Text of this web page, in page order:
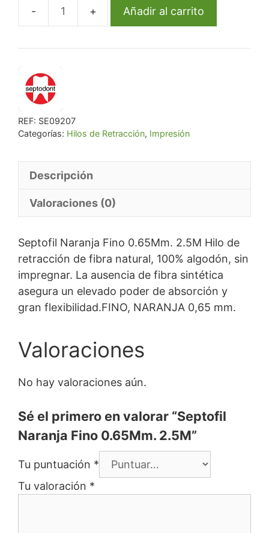
€ 41,14.
€ 39,08.
Septofil
Fino
Añadir al carrito
REF: SE09207
Categorías: Hilos de Retracción, Impresión
Descripción
Valoraciones (0)
Septofil Naranja Fino 0.65Mm. 2.5M Hilo de
retracción de fibra natural, 100% algodón, sin
impregnar. La ausencia de fibra sintética
asegura un elevado poder de absorción y
gran flexibilidad.FINO, NARANJA 0,65 mm.
Valoraciones
No hay valoraciones aún.
Sé el primero en valorar “Septofil
Naranja Fino 0.65Mm. 2.5M”
Tu puntuación *
Tu valoración *